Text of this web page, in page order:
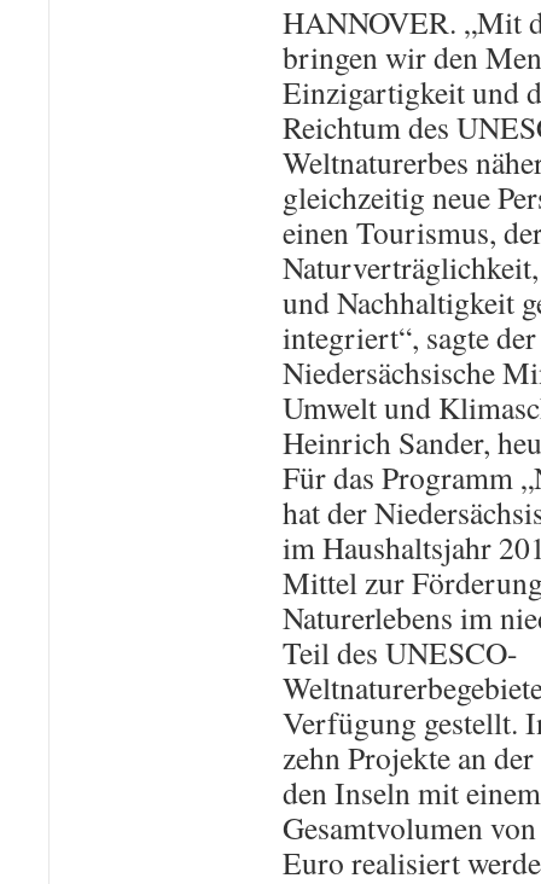
HANNOVER. „Mit
bringen wir den
Einzigartigkeit und
Reichtum des
Weltnaturerbes
gleichzeitig neue
einen Tourismus,
und Nachhaltigkeit
integriert“, sagte der
Niedersächsische
Umwelt und
Heinrich Sander,
Für das Programm
hat der
im Haushaltsjahr
Mittel zur
Naturerlebens im
Teil des UNESCO-
Verfügung gestellt.
zehn Projekte an
den Inseln mit einem
Gesamtvolumen
Euro realisiert